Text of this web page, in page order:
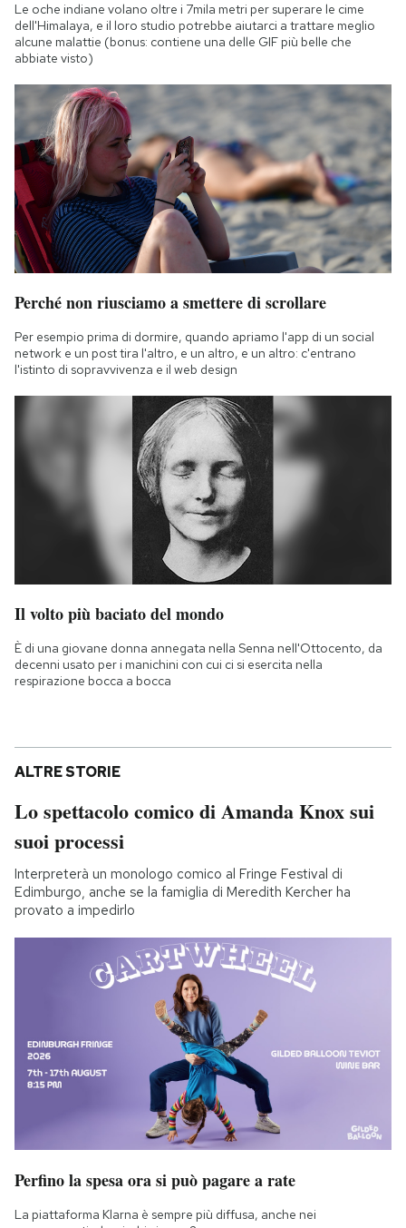
Le oche indiane volano oltre i 7mila metri per superare le cime
dell'Himalaya, e il loro studio potrebbe aiutarci a trattare meglio
alcune malattie (bonus: contiene una delle GIF più belle che
abbiate visto)
Perché non riusciamo a smettere di scrollare
Per esempio prima di dormire, quando apriamo l'app di un social
network e un post tira l'altro, e un altro, e un altro: c'entrano
l'istinto di sopravvivenza e il web design
Il volto più baciato del mondo
È di una giovane donna annegata nella Senna nell'Ottocento, da
decenni usato per i manichini con cui ci si esercita nella
respirazione bocca a bocca
ALTRE STORIE
Lo spettacolo comico di Amanda Knox sui
suoi processi
Interpreterà un monologo comico al Fringe Festival di
Edimburgo, anche se la famiglia di Meredith Kercher ha
provato a impedirlo
Perfino la spesa ora si può pagare a rate
La piattaforma Klarna è sempre più diffusa, anche nei